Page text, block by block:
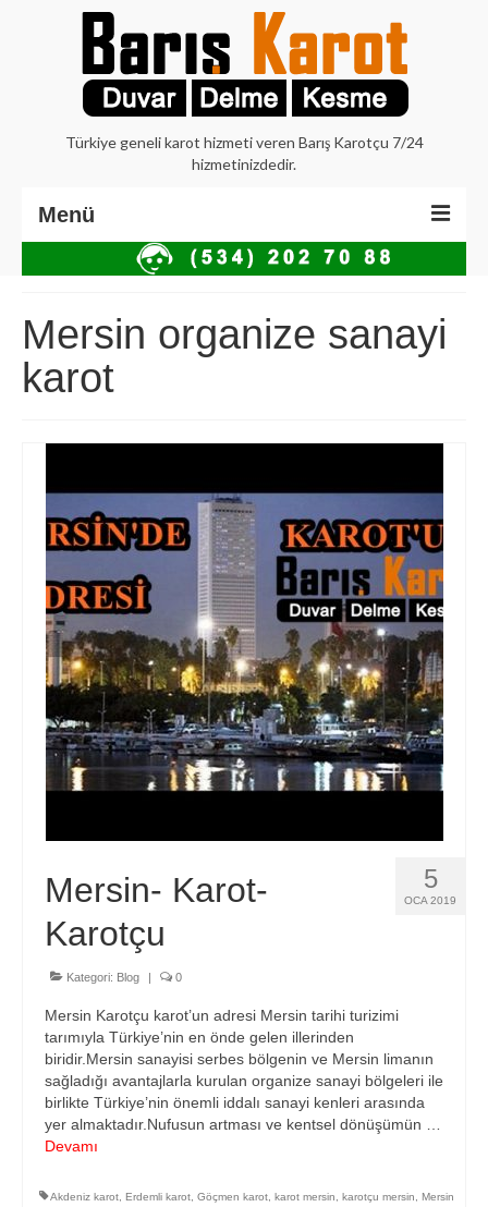
Türkiye geneli karot hizmeti veren Barış Karotçu 7/24
hizmetinizdedir.
Menü
Anasayfa
Hakkımızda
İstanbul Karot
Hizmetlerimiz
Blog
İletişim
Mersin organize sanayi
karot
5
OCA 2019
Mersin- Karot-
Karotçu
Kategori: Blog | 0
Mersin Karotçu karot’un adresi Mersin tarihi turizimi
tarımıyla Türkiye’nin en önde gelen illerinden
biridir.Mersin sanayisi serbes bölgenin ve Mersin limanın
sağladığı avantajlarla kurulan organize sanayi bölgeleri ile
birlikte Türkiye’nin önemli iddalı sanayi kenleri arasında
yer almaktadır.Nufusun artması ve kentsel dönüşümün …
Devamı
Akdeniz karot Erdemli karot Göçmen karot karot mersin karotçu mersin
Mersin